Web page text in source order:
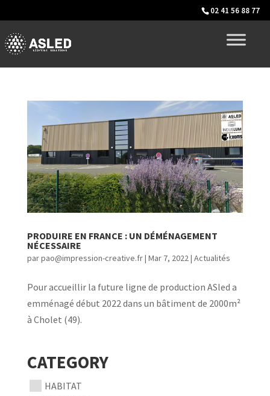
02 41 56 88 77
PRODUIRE EN FRANCE : UN DÉMÉNAGEMENT
NÉCESSAIRE
parpao@impression-creative.fr| Mar 7, 2022| Actualités
Pour accueillir la future ligne de production ASled a
emménagé début 2022 dans un bâtiment de 2000m²
à Cholet (49).
CATEGORY
HABITAT